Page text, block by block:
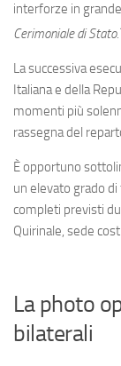
interforze in
Cerimoniale di Stato.²
La successiva
Italiana e della
momenti più
rassegna del
È opportuno
un elevato grado
completi previsti
Quirinale, sede
La photo
bilaterali